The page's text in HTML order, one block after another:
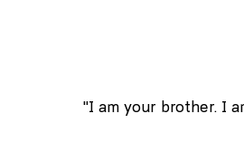
"I am your brother. I